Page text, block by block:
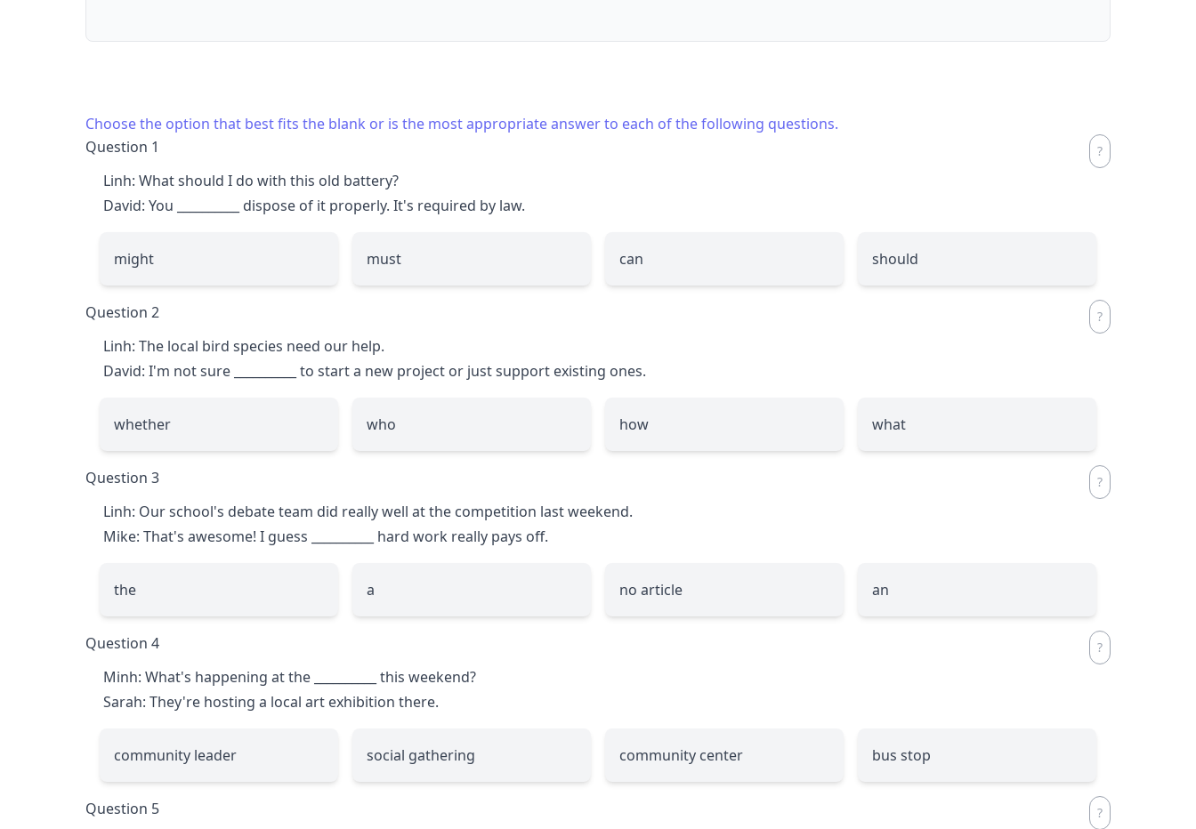
Choose the option that best fits the blank or is the most appropriate answer to each of the following questions.
Question 1
Linh: What should I do with this old battery?
David: You
dispose of it properly. It's required by law.
might must can should
Question 2
Linh: The local bird species need our help.
David: I'm not sure
to start a new project or just support existing ones.
whether who how what
Question 3
Linh: Our school's debate team did really well at the competition last weekend.
Mike: That's awesome! I guess
hard work really pays off.
the a no article an
Question 4
Minh: What's happening at the
this weekend?
Sarah: They're hosting a local art exhibition there.
community leader social gathering community center bus stop
Question 5